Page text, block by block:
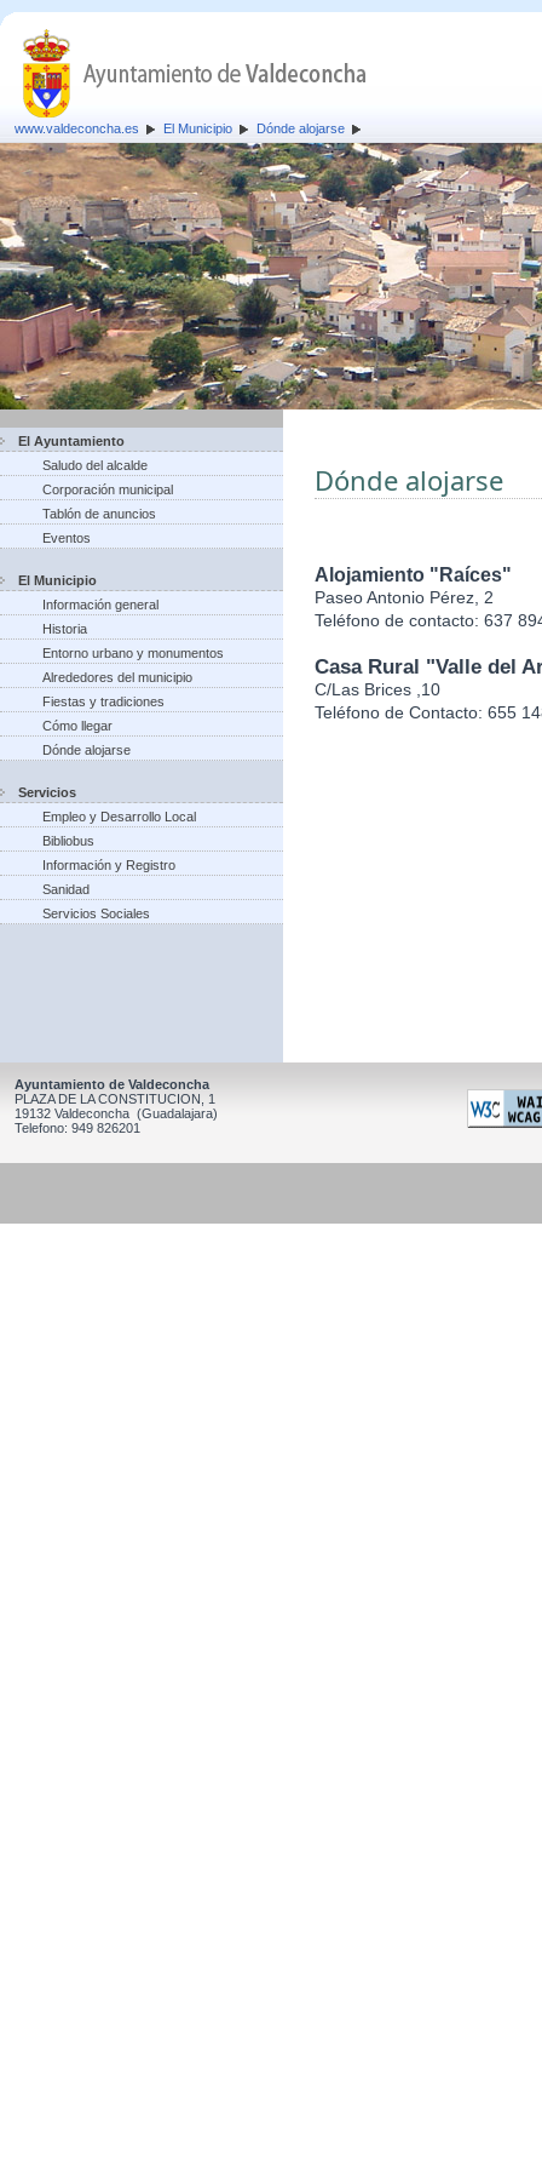
www.valdeconcha.es El Municipio Dónde alojarse
El Ayuntamiento
Saludo del alcalde
Corporación municipal
Tablón de anuncios
Eventos
El Municipio
Información general
Historia
Entorno urbano y monumentos
Alrededores del municipio
Fiestas y tradiciones
Cómo llegar
Dónde alojarse
Servicios
Empleo y Desarrollo Local
Bibliobus
Información y Registro
Sanidad
Servicios Sociales
Dónde alojarse
Alojamiento "Raíces"
Paseo Antonio Pérez, 2
Teléfono de contacto: 637
Casa Rural "Valle del
C/Las Brices ,10
Teléfono de Contacto: 655
Ayuntamiento de Valdeconcha
PLAZA DE LA CONSTITUCION, 1
19132 Valdeconcha (Guadalajara)
Telefono: 949 826201